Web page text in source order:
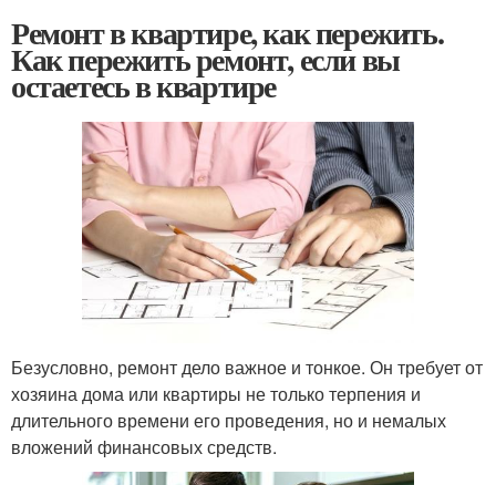
Ремонт в квартире, как пережить.
Как пережить ремонт, если вы
остаетесь в квартире
Безусловно, ремонт дело важное и тонкое. Он требует от
хозяина дома или квартиры не только терпения и
длительного времени его проведения, но и немалых
вложений финансовых средств.